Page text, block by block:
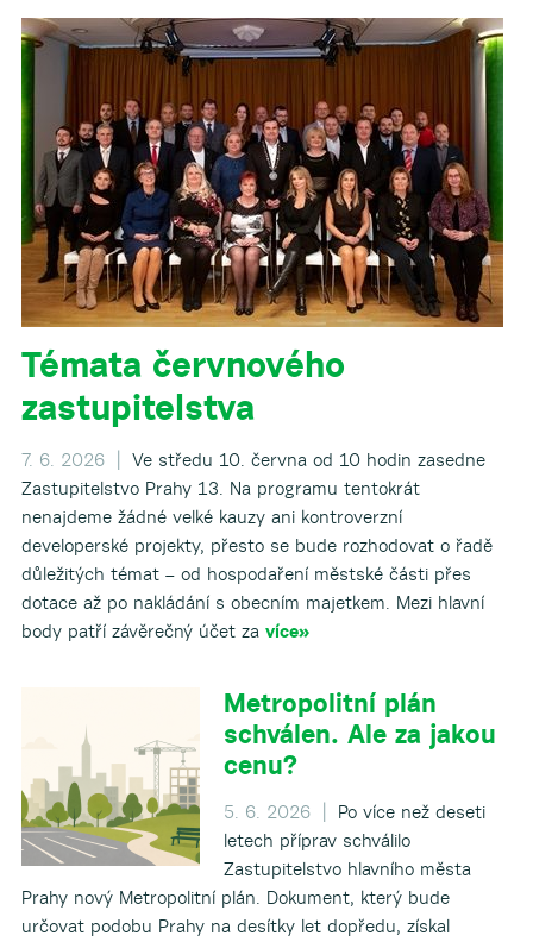
Témata červnového
zastupitelstva
7. 6. 2026 |
Ve středu 10. června od 10 hodin zasedne
Zastupitelstvo Prahy 13. Na programu tentokrát
nenajdeme žádné velké kauzy ani kontroverzní
developerské projekty, přesto se bude rozhodovat o řadě
důležitých témat – od hospodaření městské části přes
dotace až po nakládání s obecním majetkem. Mezi hlavní
body patří závěrečný účet za více»
Metropolitní plán
schválen. Ale za jakou
cenu?
5. 6. 2026 |
Po více než deseti
letech příprav schválilo
Zastupitelstvo hlavního města
Prahy nový Metropolitní plán. Dokument, který bude
určovat podobu Prahy na desítky let dopředu, získal